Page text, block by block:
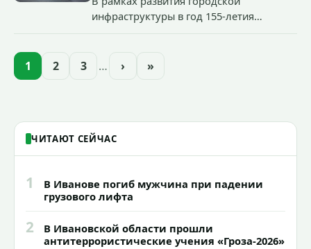
инфраструктуры в год 155-летия
проекта подсветки исторических
1 2 3 … › »
ЧИТАЮТ СЕЙЧАС
1
В Иванове погиб мужчина при падении
грузового лифта
2
В Ивановской области прошли
антитеррористические учения «Гроза-2026»